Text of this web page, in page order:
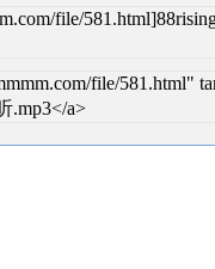
file/
file/581.html"
.mp3</a>